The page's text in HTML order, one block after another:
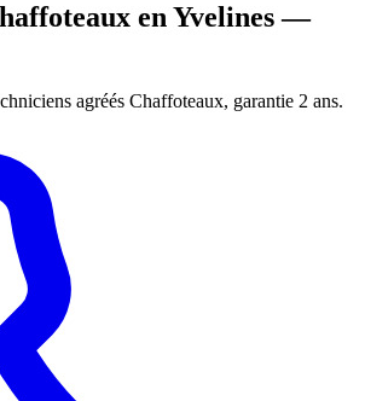
en Yvelines —
agréés Chaffoteaux, garantie 2 ans.